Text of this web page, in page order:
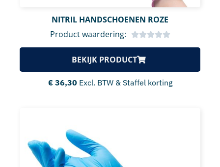
NITRIL HANDSCHOENEN ROZE
Product waardering:
BEKIJK PRODUCT
€36,30 Excl. BTW & Staffel korting